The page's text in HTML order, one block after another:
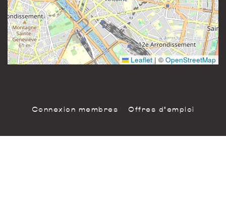
Leaflet |©OpenStreetMap
81 rue Saint-Maur
75011 Paris
France
Instagram
Connexion membres Offres d'emploi